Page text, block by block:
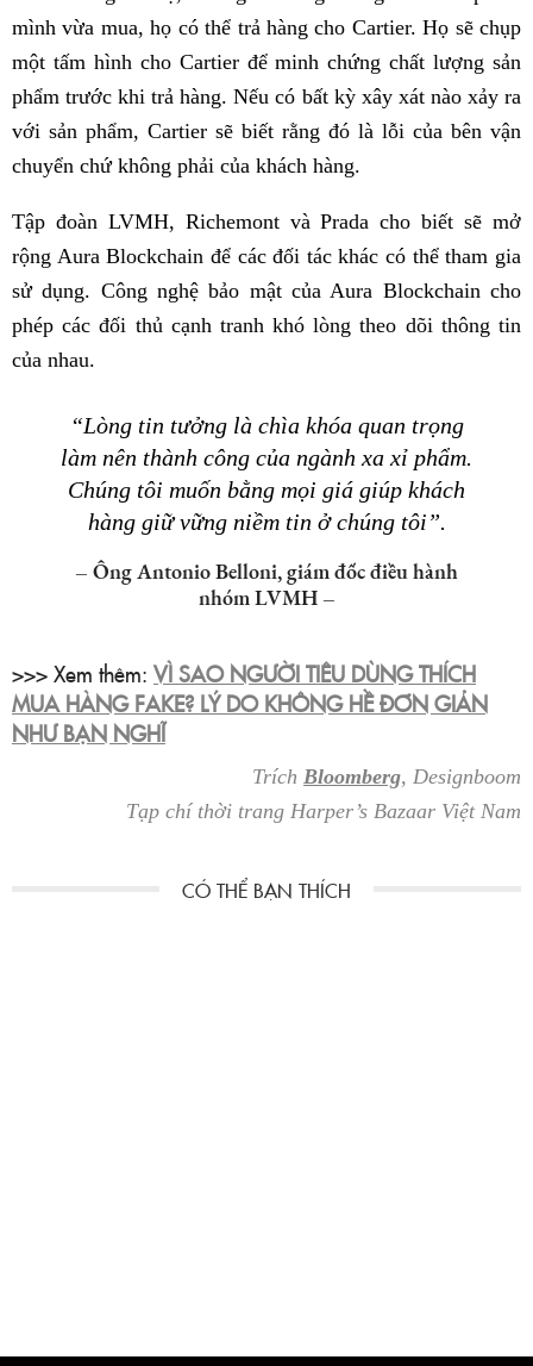
mình vừa mua, họ có thể trả hàng cho Cartier. Họ sẽ chụp
một tấm hình cho Cartier để minh chứng chất lượng sản
phẩm trước khi trả hàng. Nếu có bất kỳ xây xát nào xảy ra
với sản phẩm, Cartier sẽ biết rằng đó là lỗi của bên vận
chuyển chứ không phải của khách hàng.
Tập đoàn LVMH, Richemont và Prada cho biết sẽ mở
rộng Aura Blockchain để các đối tác khác có thể tham gia
sử dụng. Công nghệ bảo mật của Aura Blockchain cho
phép các đối thủ cạnh tranh khó lòng theo dõi thông tin
của nhau.
“Lòng tin tưởng là chìa khóa quan trọng
làm nên thành công của ngành xa xỉ phẩm.
Chúng tôi muốn bằng mọi giá giúp khách
hàng giữ vững niềm tin ở chúng tôi”.
– Ông Antonio Belloni, giám đốc điều hành
nhóm LVMH –
>>> Xem thêm: VÌ SAO NGƯỜI TIÊU DÙNG THÍCH
MUA HÀNG FAKE? LÝ DO KHÔNG HỀ ĐƠN GIẢN
NHƯ BẠN NGHĨ
Trích Bloomberg, Designboom
Tạp chí thời trang Harper’s Bazaar Việt Nam